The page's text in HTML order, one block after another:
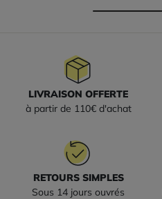
LIVRAISON OFFERTE
à partir de 110€ d'achat
RETOURS SIMPLES
Sous 14 jours ouvrés